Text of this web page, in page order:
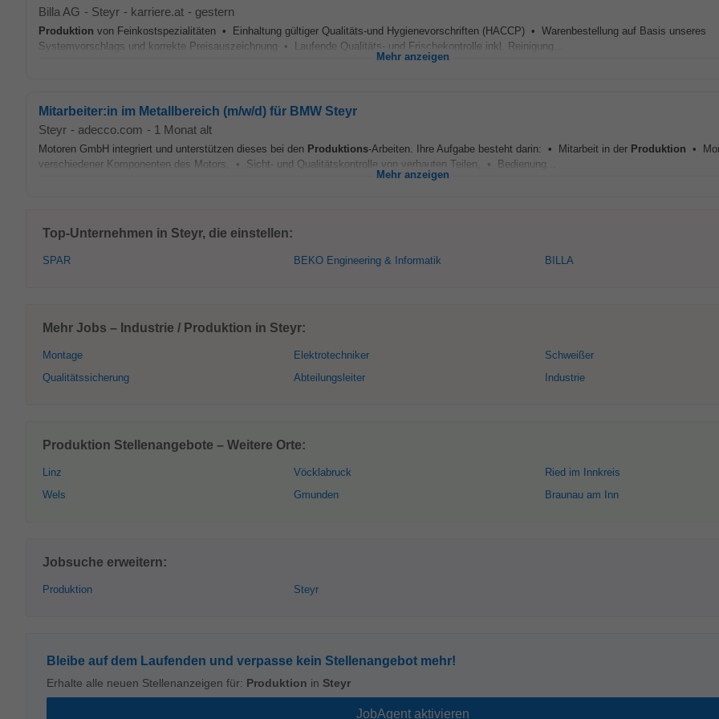
Billa AG - Steyr - karriere.at - gestern
Produktion von Feinkostspezialitäten • Einhaltung gültiger Qualitäts-und Hygienevorschriften (HACCP) • Warenbestellung auf Basis unseres
Systemvorschlags und korrekte Preisauszeichnung • Laufende Qualitäts- und Frischekontrolle inkl. Reinigung...
Mehr anzeigen
Mitarbeiter:in im Metallbereich (m/w/d) für BMW Steyr
Steyr - adecco.com - 1 Monat alt
Motoren GmbH integriert und unterstützen dieses bei den Produktions-Arbeiten. Ihre Aufgabe besteht darin: • Mitarbeit in der Produktion •
verschiedener Komponenten des Motors, • Sicht- und Qualitätskontrolle von verbauten Teilen, • Bedienung...
Mehr anzeigen
Top-Unternehmen in Steyr, die einstellen:
SPAR BEKO Engineering & Informatik BILLA
Mehr Jobs – Industrie / Produktion in Steyr:
Montage
Qualitätssicherung
Elektrotechniker
Abteilungsleiter
Schweißer
Industrie
Produktion Stellenangebote – Weitere Orte:
Linz
Wels
Vöcklabruck
Gmunden
Ried im Innkreis
Braunau am Inn
Jobsuche erweitern:
Produktion Steyr
Bleibe auf dem Laufenden und verpasse kein Stellenangebot mehr!
Erhalte alle neuen Stellenanzeigen für: Produktion in Steyr